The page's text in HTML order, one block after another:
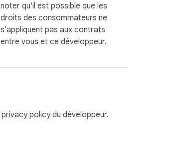
noter qu'il est possible que les
droits des consommateurs ne
s'appliquent pas aux contrats
entre vous et ce développeur.
privacy policydu développeur.